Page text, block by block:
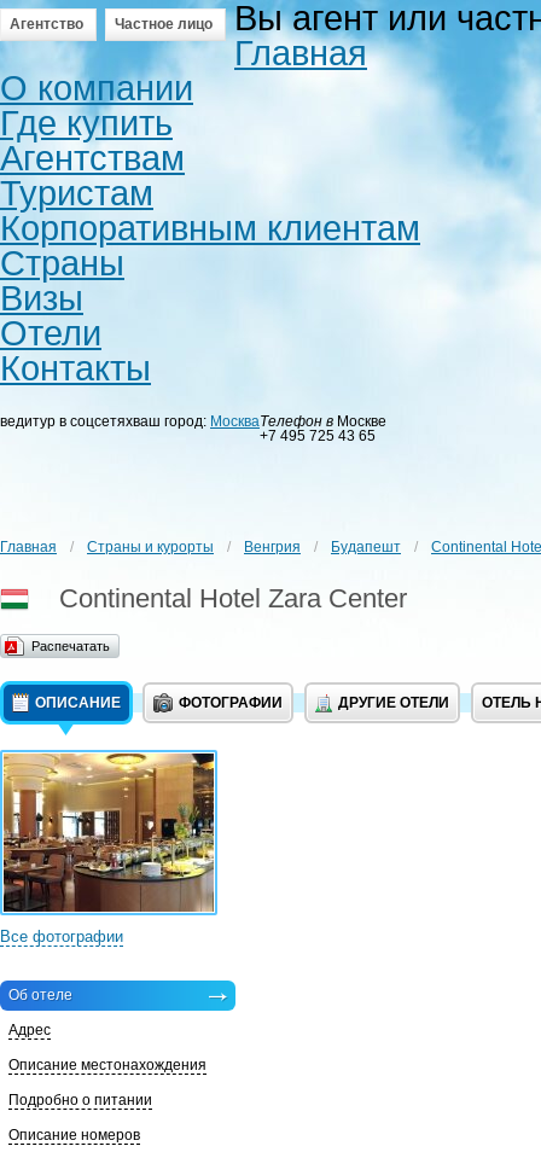
Вы агент или
Агентство Частное лицо
Главная
О компании
Где купить
Агентствам
Туристам
Корпоративным клиентам
Страны
Визы
Отели
Контакты
ведитур в соцсетяхваш город: МоскваТелефон в Москве
+7 495 725 43 65
Главная / Страны и курорты / Венгрия / Будапешт / Continental
Continental Hotel Zara Center
Распечатать
ОПИСАНИЕ ФОТОГРАФИИ ДРУГИЕ ОТЕЛИ ОТЕЛЬ
Все фотографии
Об отеле
Адрес
Описание местонахождения
Подробно о питании
Описание номеров